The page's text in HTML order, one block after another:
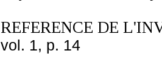
REFERENCE DE
vol. 1, p. 14